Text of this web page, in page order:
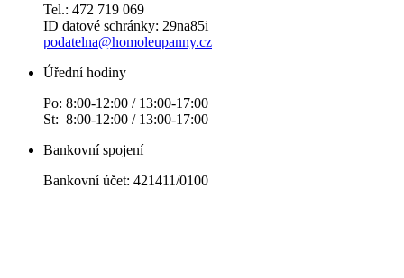
Tel.: 472 719 069
ID datové schránky: 29na85i
podatelna@homoleupanny.cz
Úřední hodiny
Po: 8:00-12:00 / 13:00-17:00
St: 8:00-12:00 / 13:00-17:00
Bankovní spojení
Bankovní účet: 421411/0100